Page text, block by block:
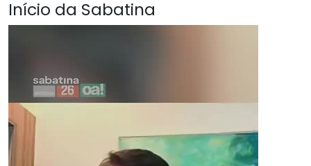
Início da Sabatina